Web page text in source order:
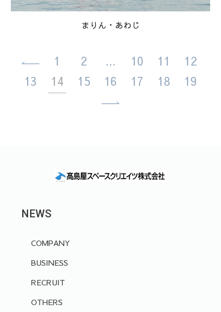
まりん・あわじ
1 2 ... 10 11
12
13
14 15 16 17 18 19
NEWS
COMPANY
BUSINESS
RECRUIT
OTHERS